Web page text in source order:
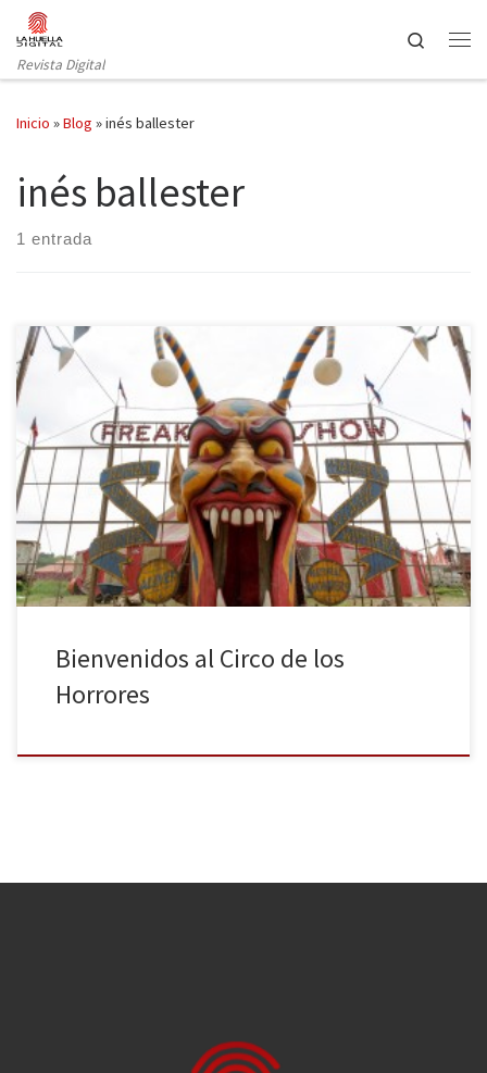
Saltar al contenido
Revista Digital
Search
Inicio »Blog »inés ballester
inés ballester
1 entrada
La esperada cuarta temporada de la serie estadounidense
American Horror Story despliega su carpa, sus encantos y abre sus
puertas a una audiencia impaciente. Un espectáculo a la altura de
la peor de las pesadillas. Recojan ya su entrada, pasen y vean.
Welcome back, Huelleros, es un honor recibirles aquí […]
Bienvenidos al Circo de los
Horrores